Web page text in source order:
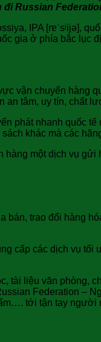
điRussian
IPA [rɐˈsʲijə],
gia ở phía bắc
vận chuyển hàng
an tâm, uy tín, chất
phát nhanh quốc
khác mà các
hàng một dịch vụ
bán, trao đổi hàng
cấp các dịch vụ
tài liệu văn phòng,
Federation –
tới tận tay người